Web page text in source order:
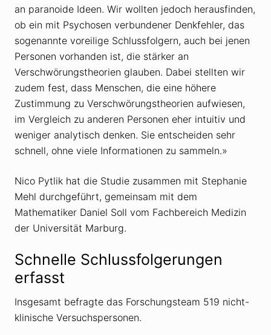
an paranoide Ideen. Wir wollten jedoch herausfinden,
ob ein mit Psychosen verbundener Denkfehler, das
sogenannte voreilige Schlussfolgern, auch bei jenen
Personen vorhanden ist, die stärker an
Verschwörungstheorien glauben. Dabei stellten wir
zudem fest, dass Menschen, die eine höhere
Zustimmung zu Verschwörungstheorien aufwiesen,
im Vergleich zu anderen Personen eher intuitiv und
weniger analytisch denken. Sie entscheiden sehr
schnell, ohne viele Informationen zu sammeln.»
Nico Pytlik hat die Studie zusammen mit Stephanie
Mehl durchgeführt, gemeinsam mit dem
Mathematiker Daniel Soll vom Fachbereich Medizin
der Universität Marburg.
Schnelle Schlussfolgerungen
erfasst
Insgesamt befragte das Forschungsteam 519 nicht-
klinische Versuchspersonen.